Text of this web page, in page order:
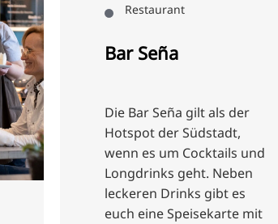
Restaurant
Bar Seña
Die Bar Seña gilt als der
Hotspot der Südstadt,
wenn es um Cocktails und
Longdrinks geht. Neben
leckeren Drinks gibt es
euch eine Speisekarte mit